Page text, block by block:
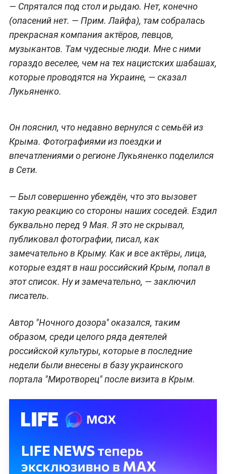
— Спрятался под стол и рыдаю. Нет, конечно
(опасений нет. — Прим. Лайфа), там собралась
прекрасная компания актёров, певцов,
музыкантов. Там чудесные люди. Мне с ними
гораздо веселее, чем на тех нацистских шабашах,
которые проводятся на Украине, — сказал
Лукьяненко.
Он пояснил, что недавно вернулся с семьёй из
Крыма. Фотографиями из поездки и
впечатлениями о регионе Лукьяненко поделился
в Сети.
— Был совершенно убеждён, что это вызовет
такую реакцию со стороны наших соседей. Ездил
буквально перед 9 Мая. Я это не скрывал,
публиковал фотографии, писал, как
замечательно в Крыму. Как и все актёры, лица,
которые ездят в наш российский Крым, попал в
этот список. Ну и замечательно, — заключил
писатель.
Автор "Ночного дозора" оказался, таким
образом, среди целого ряда деятелей
российской культуры, которые в последние
недели были внесены в базу украинского
портала "Миротворец" после визита в Крым.